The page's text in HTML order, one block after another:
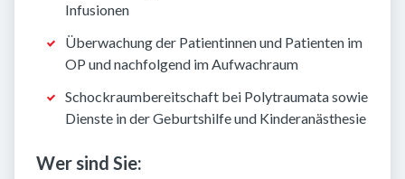
Infusionen
Überwachung der Patientinnen und Patienten im
OP und nachfolgend im Aufwachraum
Schockraumbereitschaft bei Polytraumata sowie
Dienste in der Geburtshilfe und Kinderanästhesie
Wer sind Sie: